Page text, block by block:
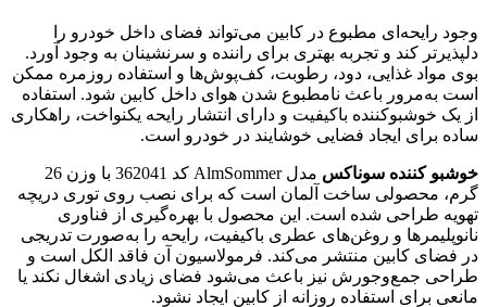
وجود رایحه‌ای مطبوع در کابین می‌تواند فضای داخل خودرو را
دلپذیرتر کند و تجربه بهتری برای راننده و سرنشینان به وجود آورد.
بوی مواد غذایی، دود، رطوبت، کف‌پوش‌ها و استفاده روزمره ممکن
است به‌مرور باعث نامطبوع شدن هوای داخل کابین شود. استفاده
از یک خوشبوکننده باکیفیت و دارای انتشار رایحه یکنواخت، راهکاری
ساده برای ایجاد فضایی خوشایند در خودرو است.
خوشبو کننده سوناکس
مدل AlmSommer کد 362041 با وزن 26
گرم، محصولی ساخت آلمان است که برای نصب روی توری دریچه
تهویه طراحی شده است. این محصول با بهره‌گیری از فناوری
نانوپلیمرها و روغن‌های عطری باکیفیت، رایحه را به‌صورت تدریجی
در فضای کابین منتشر می‌کند. فرمولاسیون آن فاقد الکل است و
طراحی جمع‌وجورش نیز باعث می‌شود فضای زیادی اشغال نکند یا
مانعی برای استفاده روزانه از کابین ایجاد نشود.